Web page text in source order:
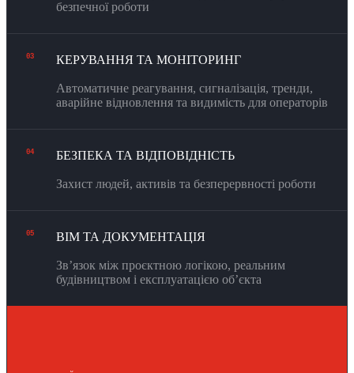
безпечної роботи
03 КЕРУВАННЯ ТА МОНІТОРИНГ
Автоматичне реагування, сигналізація, тренди,
аварійне відновлення та видимість для операторів
04 БЕЗПЕКА ТА ВІДПОВІДНІСТЬ
Захист людей, активів та безперервності роботи
05 BIM ТА ДОКУМЕНТАЦІЯ
Звʼязок між проєктною логікою, реальним
будівництвом і експлуатацією обʼєкта